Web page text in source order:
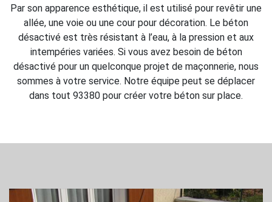
Par son apparence esthétique, il est utilisé pour revêtir une
allée, une voie ou une cour pour décoration. Le béton
désactivé est très résistant à l’eau, à la pression et aux
intempéries variées. Si vous avez besoin de béton
désactivé pour un quelconque projet de maçonnerie, nous
sommes à votre service. Notre équipe peut se déplacer
dans tout 93380 pour créer votre béton sur place.